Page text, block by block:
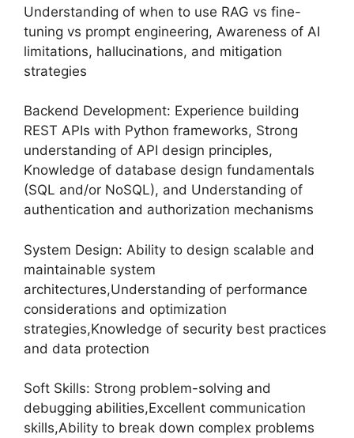
Understanding of when to use RAG vs fine-
tuning vs prompt engineering, Awareness of AI
limitations, hallucinations, and mitigation
strategies
Backend Development: Experience building
REST APIs with Python frameworks, Strong
understanding of API design principles,
Knowledge of database design fundamentals
(SQL and/or NoSQL), and Understanding of
authentication and authorization mechanisms
System Design: Ability to design scalable and
maintainable system
architectures,Understanding of performance
considerations and optimization
strategies,Knowledge of security best practices
and data protection
Soft Skills: Strong problem-solving and
debugging abilities,Excellent communication
skills,Ability to break down complex problems